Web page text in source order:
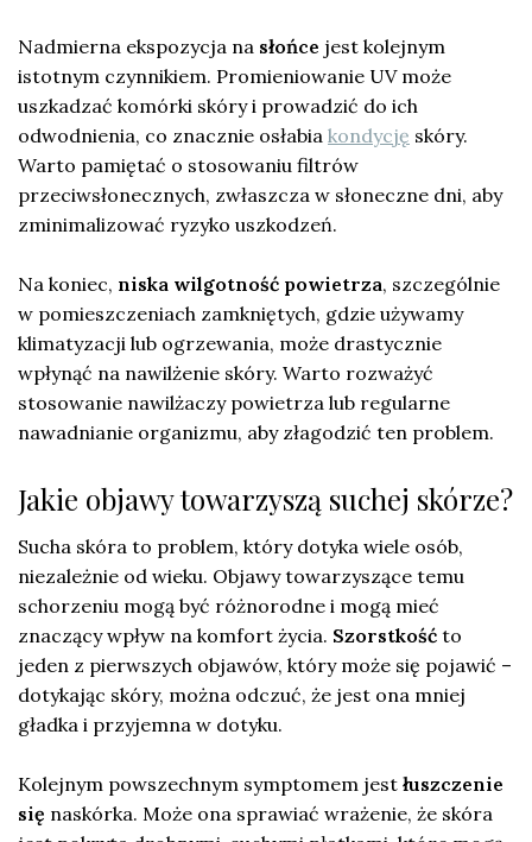
Nadmierna ekspozycja na słońce jest kolejnym
istotnym czynnikiem. Promieniowanie UV może
uszkadzać komórki skóry i prowadzić do ich
odwodnienia, co znacznie osłabia kondycję skóry.
Warto pamiętać o stosowaniu filtrów
przeciwsłonecznych, zwłaszcza w słoneczne dni, aby
zminimalizować ryzyko uszkodzeń.
Na koniec, niska wilgotność powietrza, szczególnie
w pomieszczeniach zamkniętych, gdzie używamy
klimatyzacji lub ogrzewania, może drastycznie
wpłynąć na nawilżenie skóry. Warto rozważyć
stosowanie nawilżaczy powietrza lub regularne
nawadnianie organizmu, aby złagodzić ten problem.
Jakie objawy towarzyszą suchej skórze?
Sucha skóra to problem, który dotyka wiele osób,
niezależnie od wieku. Objawy towarzyszące temu
schorzeniu mogą być różnorodne i mogą mieć
znaczący wpływ na komfort życia. Szorstkość to
jeden z pierwszych objawów, który może się pojawić –
dotykając skóry, można odczuć, że jest ona mniej
gładka i przyjemna w dotyku.
Kolejnym powszechnym symptomem jest łuszczenie
się naskórka. Może ona sprawiać wrażenie, że skóra